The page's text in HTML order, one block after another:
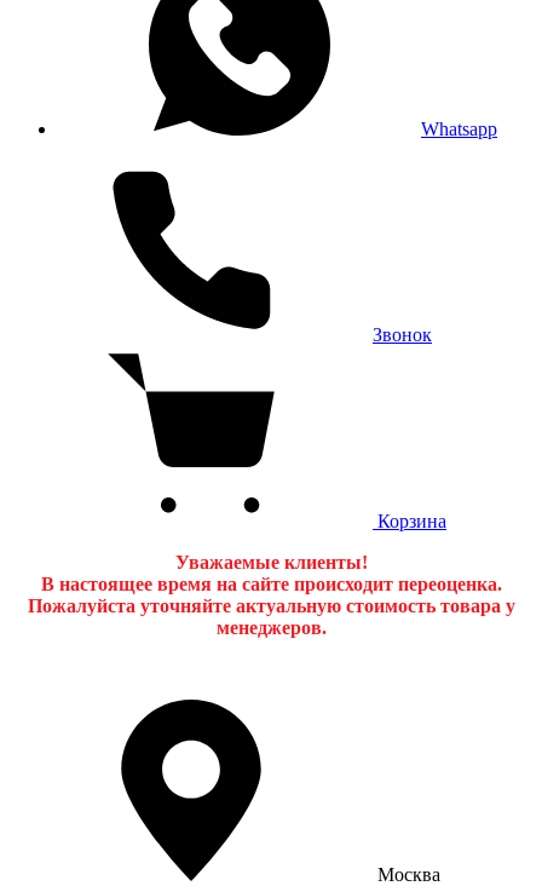
Whatsapp
Звонок
Корзина
Уважаемые клиенты!
В настоящее время на сайте происходит переоценка.
Пожалуйста уточняйте актуальную стоимость товара у
менеджеров.
Москва